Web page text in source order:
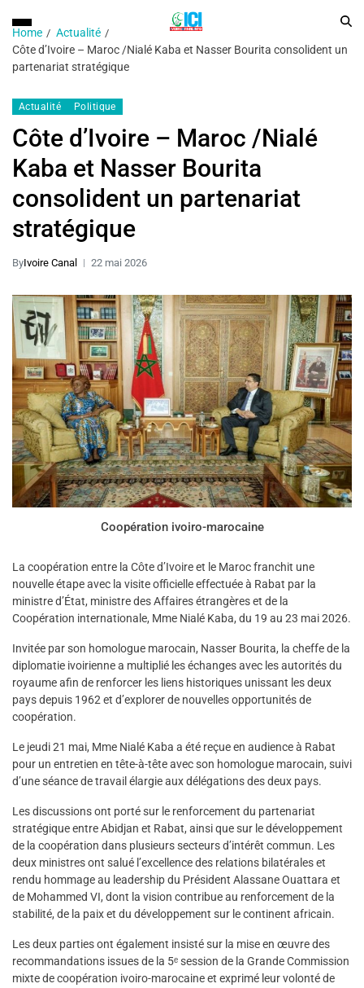
Home
Actualité
Côte d’Ivoire – Maroc /Nialé Kaba et Nasser Bourita consolident un
partenariat stratégique
Actualité Politique
Côte d’Ivoire – Maroc /Nialé
Kaba et Nasser Bourita
consolident un partenariat
stratégique
ByIvoire Canal 22 mai 2026
Coopération ivoiro-marocaine
La coopération entre la Côte d’Ivoire et le Maroc franchit une
nouvelle étape avec la visite officielle effectuée à Rabat par la
ministre d’État, ministre des Affaires étrangères et de la
Coopération internationale, Mme Nialé Kaba, du 19 au 23 mai 2026.
Invitée par son homologue marocain, Nasser Bourita, la cheffe de la
diplomatie ivoirienne a multiplié les échanges avec les autorités du
royaume afin de renforcer les liens historiques unissant les deux
pays depuis 1962 et d’explorer de nouvelles opportunités de
coopération.
Le jeudi 21 mai, Mme Nialé Kaba a été reçue en audience à Rabat
pour un entretien en tête-à-tête avec son homologue marocain, suivi
d’une séance de travail élargie aux délégations des deux pays.
Les discussions ont porté sur le renforcement du partenariat
stratégique entre Abidjan et Rabat, ainsi que sur le développement
de la coopération dans plusieurs secteurs d’intérêt commun. Les
deux ministres ont salué l’excellence des relations bilatérales et
rendu hommage au leadership du Président Alassane Ouattara et
de Mohammed VI, dont la vision contribue au renforcement de la
stabilité, de la paix et du développement sur le continent africain.
Les deux parties ont également insisté sur la mise en œuvre des
recommandations issues de la 5ᵉ session de la Grande Commission
mixte de coopération ivoiro-marocaine et exprimé leur volonté de